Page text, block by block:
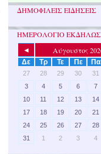
ΔΗΜΟΦΙΛΕΙΣ ΕΙΔΗΣΕΙΣ
ΗΜΕΡΟΛΟΓΙΟ
◄ Αύγουστος
Δε
Τρ Τε Πε Πα
27 28 29 30 31
3
4 5 6 7
10
11 12 13 14
17
18 19 20 21
24
25 26 27 28
31
1 2 3 4